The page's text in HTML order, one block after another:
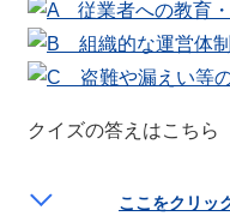
クイズの答えはこちら
ここをクリッ